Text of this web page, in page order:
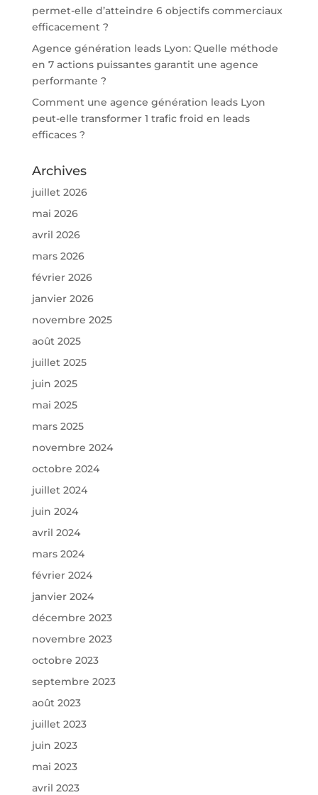
permet-elle d’atteindre 6 objectifs commerciaux
efficacement ?
Agence génération leads Lyon: Quelle méthode
en 7 actions puissantes garantit une agence
performante ?
Comment une agence génération leads Lyon
peut-elle transformer 1 trafic froid en leads
efficaces ?
Archives
juillet 2026
mai 2026
avril 2026
mars 2026
février 2026
janvier 2026
novembre 2025
août 2025
juillet 2025
juin 2025
mai 2025
mars 2025
novembre 2024
octobre 2024
juillet 2024
juin 2024
avril 2024
mars 2024
février 2024
janvier 2024
décembre 2023
novembre 2023
octobre 2023
septembre 2023
août 2023
juillet 2023
juin 2023
mai 2023
avril 2023